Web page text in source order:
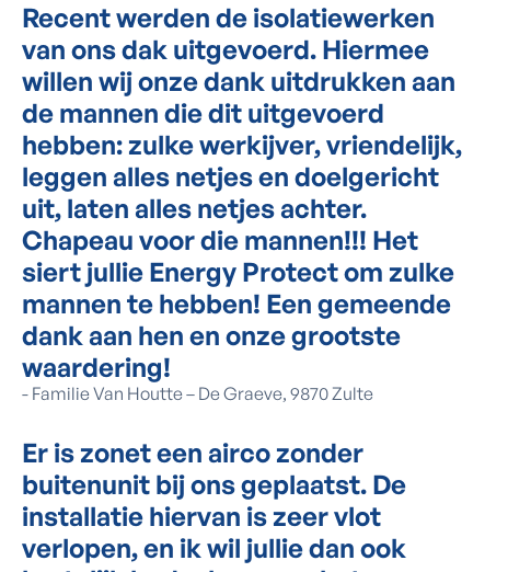
Recent werden de isolatiewerken
van ons dak uitgevoerd. Hiermee
willen wij onze dank uitdrukken aan
de mannen die dit uitgevoerd
hebben: zulke werkijver, vriendelijk,
leggen alles netjes en doelgericht
uit, laten alles netjes achter.
Chapeau voor die mannen!!! Het
siert jullie Energy Protect om zulke
mannen te hebben! Een gemeende
dank aan hen en onze grootste
waardering!
- Familie Van Houtte – De Graeve, 9870 Zulte
Er is zonet een airco zonder
buitenunit bij ons geplaatst. De
installatie hiervan is zeer vlot
verlopen, en ik wil jullie dan ook